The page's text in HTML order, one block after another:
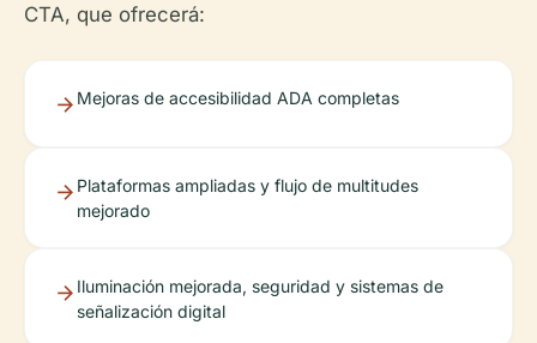
CTA, que ofrecerá:
Mejoras de accesibilidad ADA completas
Plataformas ampliadas y flujo de multitudes
mejorado
Iluminación mejorada, seguridad y sistemas de
señalización digital